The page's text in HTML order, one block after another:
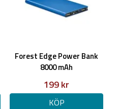
Forest Edge Power Bank
8000 mAh
199 kr
KÖP